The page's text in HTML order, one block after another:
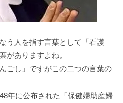
う⼈を指す⾔葉として「看護
がありますよね。
ごし」ですがこの⼆つの⾔葉の
年に公布された「保健婦助産婦